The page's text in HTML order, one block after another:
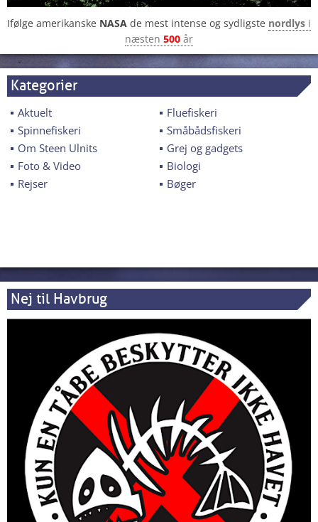
Ifølge amerikanske NASA de mest intense og sydligste nordlys i
næsten 500 år
Kategorier
Aktuelt
Fluefiskeri
Spinnefiskeri
Småbådsfiskeri
Om Steen Ulnits
Grej og gadgets
Foto & Video
Biologi
Rejser
Bøger
Nej til Havbrug